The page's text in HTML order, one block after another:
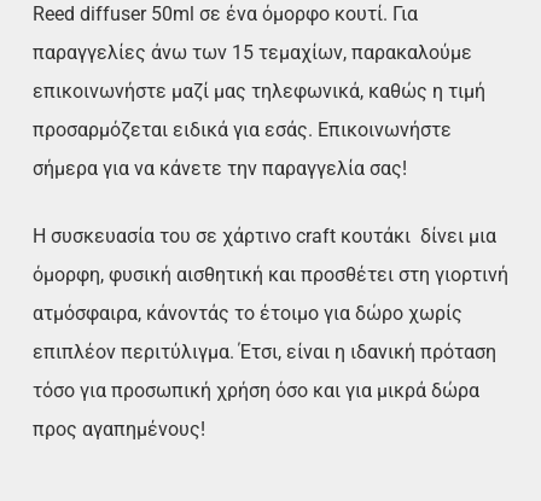
Reed diffuser 50ml σε ένα όμορφο κουτί. Για
παραγγελίες άνω των 15 τεμαχίων, παρακαλούμε
επικοινωνήστε μαζί μας τηλεφωνικά, καθώς η τιμή
προσαρμόζεται ειδικά για εσάς. Επικοινωνήστε
σήμερα για να κάνετε την παραγγελία σας!
Η συσκευασία του σε χάρτινο craft κουτάκι δίνει μια
όμορφη, φυσική αισθητική και προσθέτει στη γιορτινή
ατμόσφαιρα, κάνοντάς το έτοιμο για δώρο χωρίς
επιπλέον περιτύλιγμα. Έτσι, είναι η ιδανική πρόταση
τόσο για προσωπική χρήση όσο και για μικρά δώρα
προς αγαπημένους!